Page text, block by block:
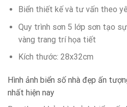
Biển thiết kế và tư vấn theo
Quy trình sơn 5 lớp sơn tạo
vàng trang trí họa tiết
Kích thước: 28x32cm
Hình ảnh biển số nhà đẹp ấn
nhất hiện nay